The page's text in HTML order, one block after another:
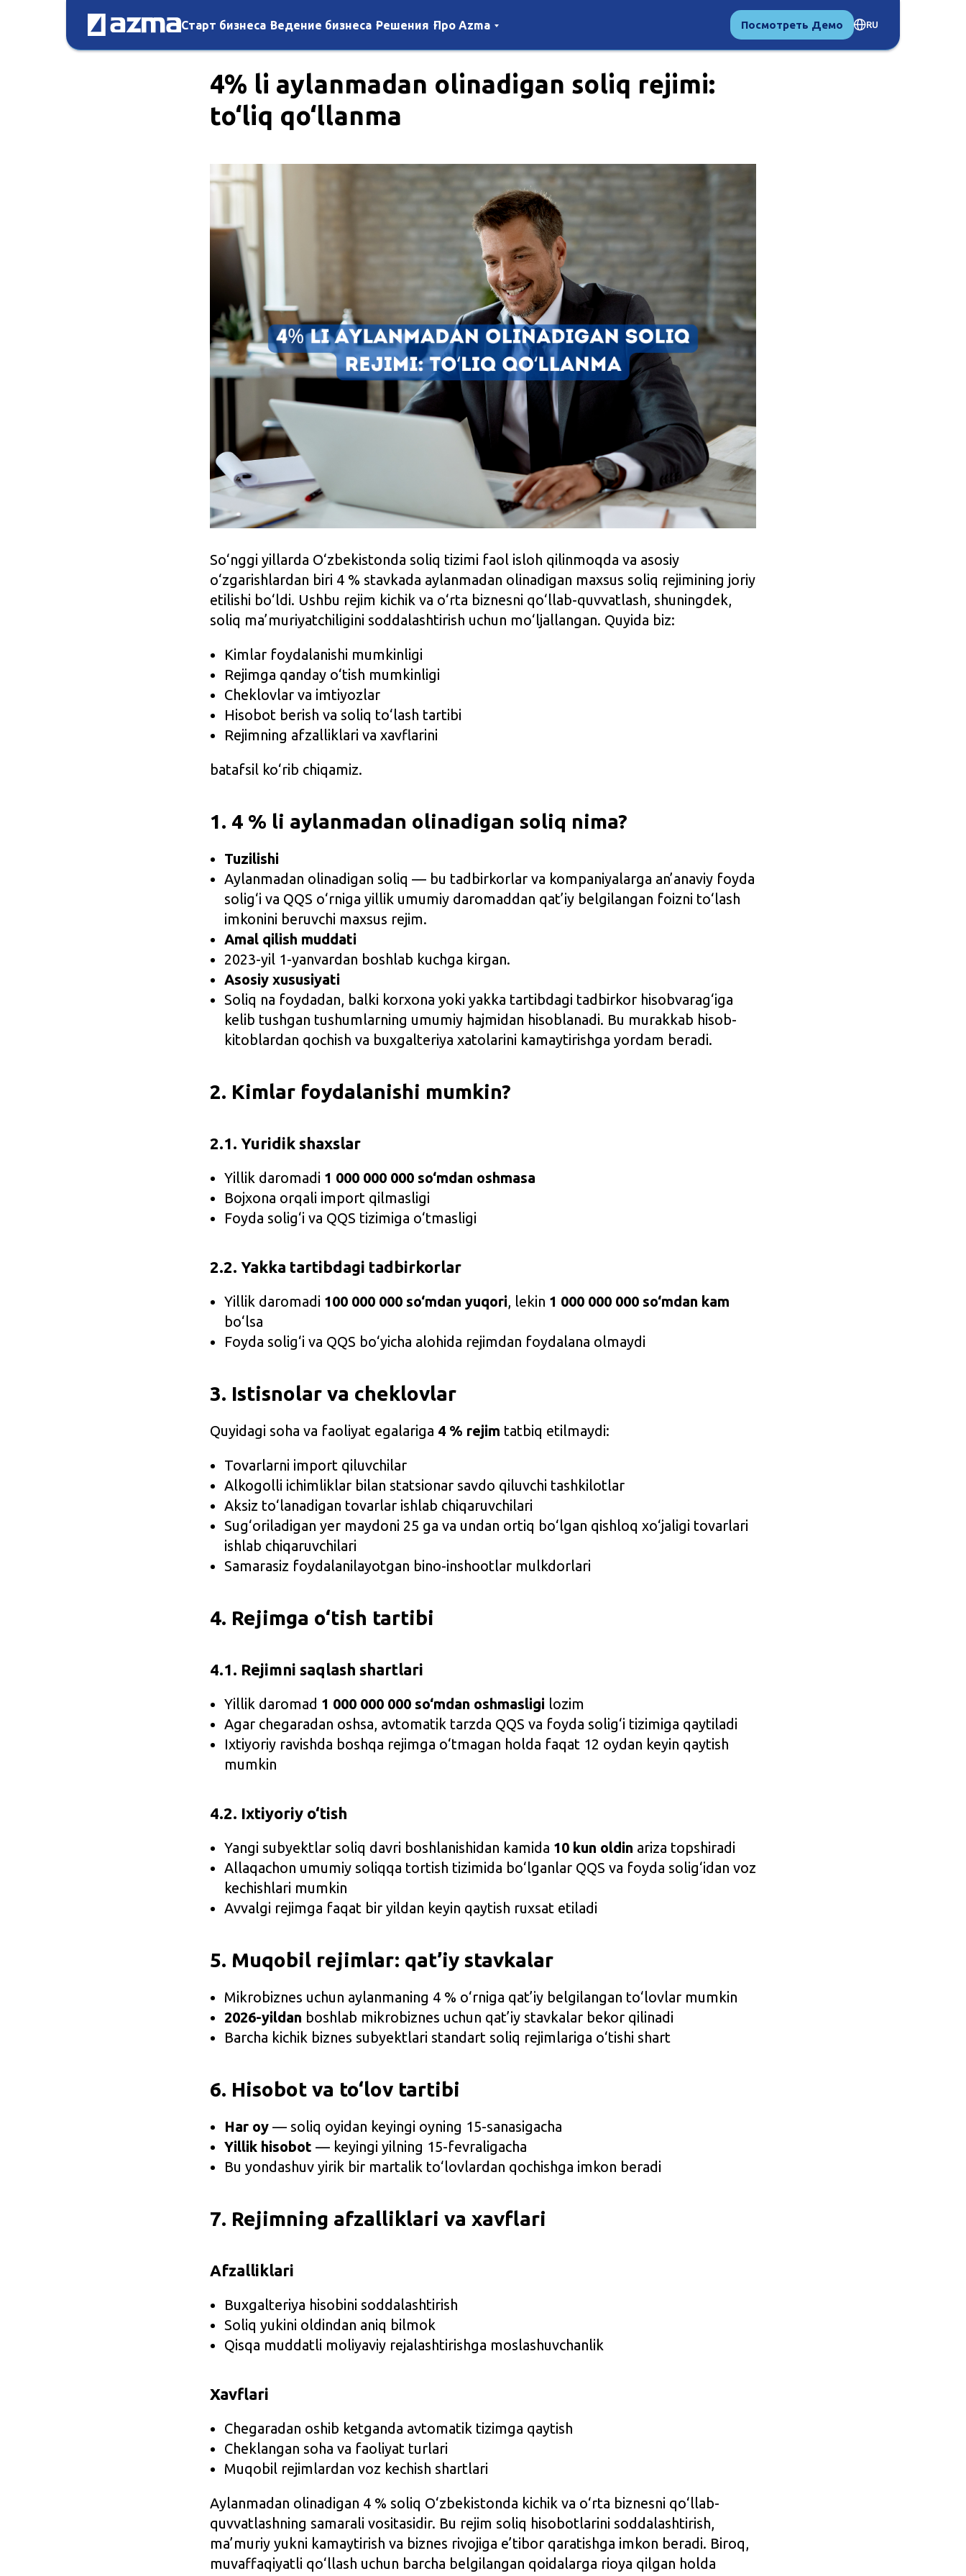
Старт бизнеса Ведение бизнеса Решения Про Azma Посмотреть Демо RU
4% li aylanmadan olinadigan soliq rejimi:
to‘liq qo‘llanma
So‘nggi yillarda O‘zbekistonda soliq tizimi faol isloh qilinmoqda va asosiy
o‘zgarishlardan biri 4 % stavkada aylanmadan olinadigan maxsus soliq rejimining joriy
etilishi bo‘ldi. Ushbu rejim kichik va o‘rta biznesni qo‘llab-quvvatlash, shuningdek,
soliq ma’muriyatchiligini soddalashtirish uchun mo‘ljallangan. Quyida biz:
Kimlar foydalanishi mumkinligi
Rejimga qanday o‘tish mumkinligi
Cheklovlar va imtiyozlar
Hisobot berish va soliq to‘lash tartibi
Rejimning afzalliklari va xavflarini
batafsil ko‘rib chiqamiz.
1. 4 % li aylanmadan olinadigan soliq nima?
Tuzilishi
Aylanmadan olinadigan soliq — bu tadbirkorlar va kompaniyalarga an’anaviy foyda
solig‘i va QQS o‘rniga yillik umumiy daromaddan qat’iy belgilangan foizni to‘lash
imkonini beruvchi maxsus rejim.
Amal qilish muddati
2023-yil 1-yanvardan boshlab kuchga kirgan.
Asosiy xususiyati
Soliq na foydadan, balki korxona yoki yakka tartibdagi tadbirkor hisobvarag‘iga
kelib tushgan tushumlarning umumiy hajmidan hisoblanadi. Bu murakkab hisob-
kitoblardan qochish va buxgalteriya xatolarini kamaytirishga yordam beradi.
2. Kimlar foydalanishi mumkin?
2.1. Yuridik shaxslar
Yillik daromadi 1 000 000 000 so‘mdan oshmasa
Bojxona orqali import qilmasligi
Foyda solig‘i va QQS tizimiga o‘tmasligi
2.2. Yakka tartibdagi tadbirkorlar
Yillik daromadi 100 000 000 so‘mdan yuqori, lekin 1 000 000 000 so‘mdan kam
bo‘lsa
Foyda solig‘i va QQS bo‘yicha alohida rejimdan foydalana olmaydi
3. Istisnolar va cheklovlar
Quyidagi soha va faoliyat egalariga 4 % rejim tatbiq etilmaydi:
Tovarlarni import qiluvchilar
Alkogolli ichimliklar bilan statsionar savdo qiluvchi tashkilotlar
Aksiz to‘lanadigan tovarlar ishlab chiqaruvchilari
Sug‘oriladigan yer maydoni 25 ga va undan ortiq bo‘lgan qishloq xo‘jaligi tovarlari
ishlab chiqaruvchilari
Samarasiz foydalanilayotgan bino-inshootlar mulkdorlari
4. Rejimga o‘tish tartibi
4.1. Rejimni saqlash shartlari
Yillik daromad 1 000 000 000 so‘mdan oshmasligi lozim
Agar chegaradan oshsa, avtomatik tarzda QQS va foyda solig‘i tizimiga qaytiladi
Ixtiyoriy ravishda boshqa rejimga o‘tmagan holda faqat 12 oydan keyin qaytish
mumkin
4.2. Ixtiyoriy o‘tish
Yangi subyektlar soliq davri boshlanishidan kamida 10 kun oldin ariza topshiradi
Allaqachon umumiy soliqqa tortish tizimida bo‘lganlar QQS va foyda solig‘idan voz
kechishlari mumkin
Avvalgi rejimga faqat bir yildan keyin qaytish ruxsat etiladi
5. Muqobil rejimlar: qat’iy stavkalar
Mikrobiznes uchun aylanmaning 4 % o‘rniga qat’iy belgilangan to‘lovlar mumkin
2026-yildan boshlab mikrobiznes uchun qat’iy stavkalar bekor qilinadi
Barcha kichik biznes subyektlari standart soliq rejimlariga o‘tishi shart
6. Hisobot va to‘lov tartibi
Har oy — soliq oyidan keyingi oyning 15-sanasigacha
Yillik hisobot — keyingi yilning 15-fevraligacha
Bu yondashuv yirik bir martalik to‘lovlardan qochishga imkon beradi
7. Rejimning afzalliklari va xavflari
Afzalliklari
Buxgalteriya hisobini soddalashtirish
Soliq yukini oldindan aniq bilmok
Qisqa muddatli moliyaviy rejalashtirishga moslashuvchanlik
Xavflari
Chegaradan oshib ketganda avtomatik tizimga qaytish
Cheklangan soha va faoliyat turlari
Muqobil rejimlardan voz kechish shartlari
Aylanmadan olinadigan 4 % soliq O‘zbekistonda kichik va o‘rta biznesni qo‘llab-
quvvatlashning samarali vositasidir. Bu rejim soliq hisobotlarini soddalashtirish,
ma’muriy yukni kamaytirish va biznes rivojiga e’tibor qaratishga imkon beradi. Biroq,
muvaffaqiyatli qo‘llash uchun barcha belgilangan qoidalarga rioya qilgan holda